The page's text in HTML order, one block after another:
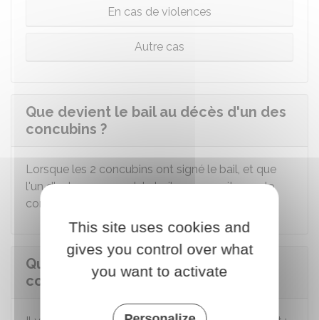
En cas de violences
Autre cas
Que devient le bail au décès d'un des
concubins ?
Lorsque les 2 concubins ont signé le bail, et que
l'un d'entre eux meurt, le bail se poursuit avec le
concubin restant dans le logement.
Que devient le bail lorsqu'un des
concubins abandonne le logement ?
This site uses cookies and
gives you control over what
you want to activate